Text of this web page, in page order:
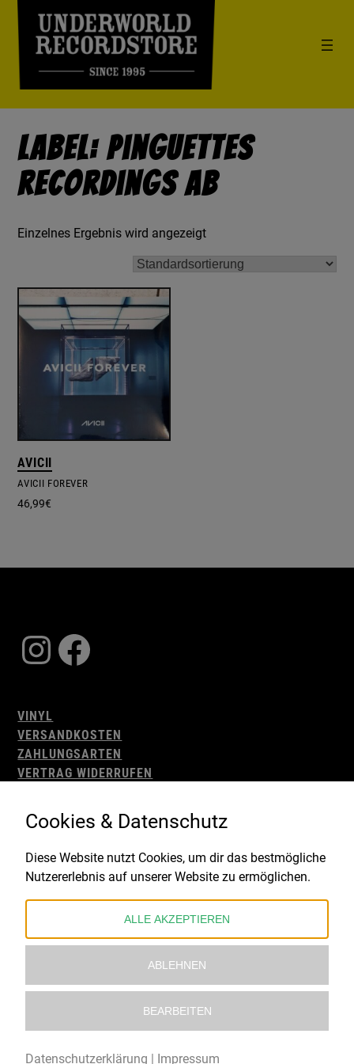
Label: Pinguettes
Recordings AB
Einzelnes Ergebnis wird angezeigt
AVICII
AVICII FOREVER
46,99€
Instagram
Facebook
VINYL
VERSANDKOSTEN
ZAHLUNGSARTEN
VERTRAG WIDERRUFEN
WIDERRUFSBELEHRUNG
IMPRESSUM
Gefördert durch:
Cookies & Datenschutz
Diese Website nutzt Cookies, um dir das bestmögliche
Nutzererlebnis auf unserer Website zu ermöglichen.
ALLE AKZEPTIEREN
ABLEHNEN
BEARBEITEN
Datenschutzerklärung | Impressum